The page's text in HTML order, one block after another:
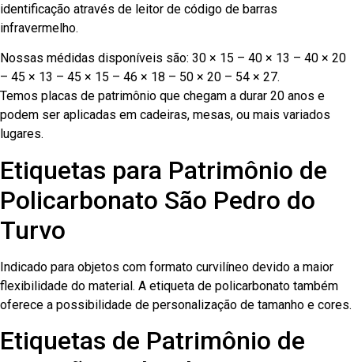
identificação através de leitor de código de barras
infravermelho.
Nossas médidas disponíveis são: 30 × 15 – 40 × 13 – 40 × 20
– 45 × 13 – 45 × 15 – 46 × 18 – 50 × 20 – 54 × 27.
Temos placas de patrimônio que chegam a durar 20 anos e
podem ser aplicadas em cadeiras, mesas, ou mais variados
lugares.
Etiquetas para Patrimônio de
Policarbonato São Pedro do
Turvo
Indicado para objetos com formato curvilíneo devido a maior
flexibilidade do material. A etiqueta de policarbonato também
oferece a possibilidade de personalização de tamanho e cores.
Etiquetas de Patrimônio de